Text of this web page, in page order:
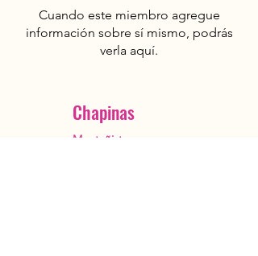
Cuando este miembro agregue
información sobre sí mismo, podrás
verla aquí.
Chapinas
Montañistas